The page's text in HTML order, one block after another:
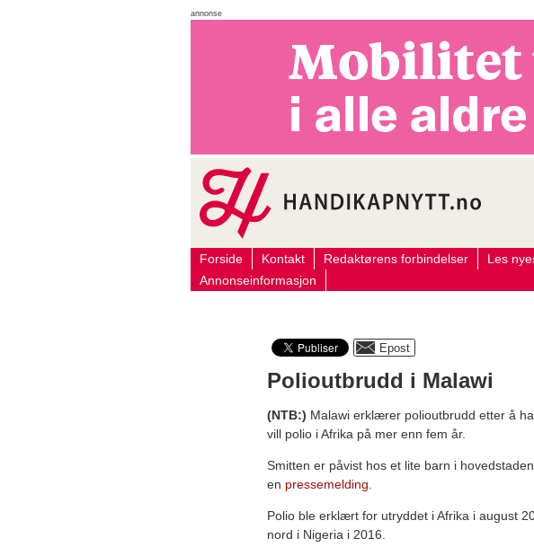
annonse
Forside Kontakt Redaktørens forbindelser Les
Annonseinformasjon
Polioutbrudd i Malawi
(NTB:) Malawi erklærer polioutbrudd etter å
vill polio i Afrika på mer enn fem år.
Smitten er påvist hos et lite barn i
en pressemelding
Polio ble erklært for utryddet i Afrika i august
nord i Nigeria i 2016.